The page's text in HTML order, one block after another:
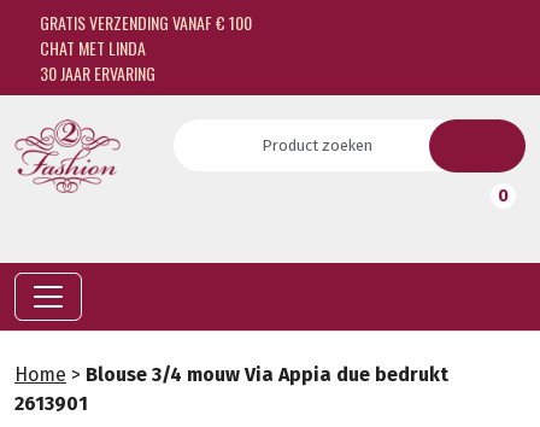
GRATIS VERZENDING VANAF € 100
CHAT MET LINDA
30 JAAR ERVARING
0
Home > Blouse 3/4 mouw Via Appia due bedrukt
2613901